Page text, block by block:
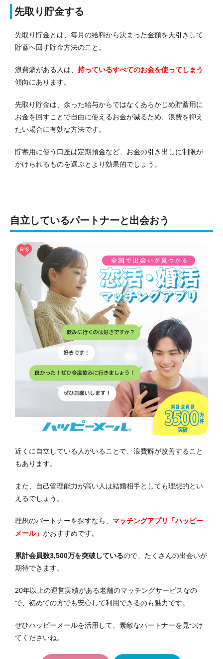
先取り貯金する
先取り貯金とは、毎月の給料から決まった金額を天引きして
貯蓄へ回す貯金方法のこと。
浪費癖がある人は、 持っているすべてのお金を使ってしまう
傾向にあります。
先取り貯金は、余った給与からではなくあらかじめ貯蓄用に
お金を回すことで自由に使えるお金が減るため、浪費を抑え
たい場合に有効な方法です。
貯蓄用に使う口座は定期預金など、お金の引き出しに制限が
かけられるものを選ぶとより効果的でしょう。
自立しているパートナーと出会おう
近くに自立している人がいることで、浪費癖が改善すること
もあります。
また、自己管理能力が高い人は結婚相手としても理想的とい
えるでしょう。
理想のパートナーを探すなら、 マッチングアプリ「ハッピー
メール」 がおすすめです。
累計会員数3,500万を突破しているので、たくさんの出会いが
期待できます。
20年以上の運営実績がある老舗のマッチングサービスなの
で、初めての方でも安心して利用できるのも魅力です。
ぜひハッピーメールを活用して、素敵なパートナーを見つけ
てくださいね。